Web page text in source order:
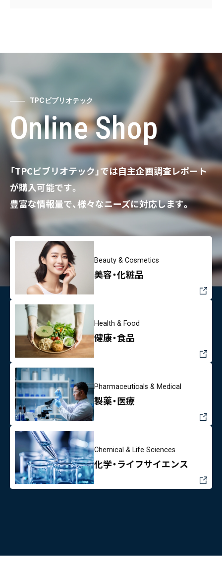
TPCビブリオテック
Online Shop
「TPCビブリオテック」では自主企画調査レポート
が購入可能です。
豊富な情報量で、様々なニーズに対応します。
Beauty & Cosmetics
美容・化粧品
Health & Food
健康・食品
Pharmaceuticals & Medical
製薬・医療
Chemical & Life Sciences
化学・ライフサイエンス